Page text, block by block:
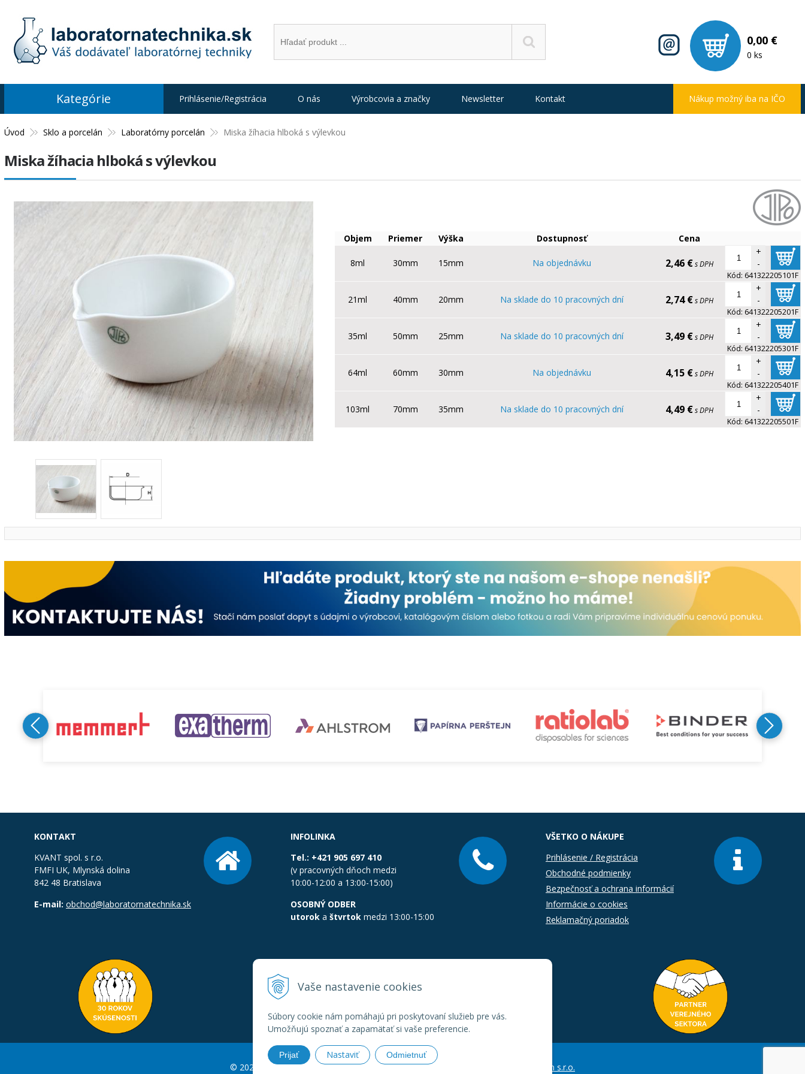
Vaše nastavenie cookies
Súbory cookie nám pomáhajú pri poskytovaní služieb pre vás.
Umožňujú spoznať a zapamätať si vaše preferencie.
Prijať Nastaviť Odmietnuť
0,00 €
0 ks
Úvod Sklo a porcelán Laboratórny porcelán Miska žíhacia hlboká s výlevkou
Miska žíhacia hlboká s výlevkou
Objem Priemer Výška Dostupnosť Cena
8ml 30mm 15mm Na objednávku 2,46 € s DPH
+
-
Kód: 641322205101F
21ml 40mm 20mm Na sklade do 10 pracovných dní 2,74 € s DPH
+
-
Kód: 641322205201F
35ml 50mm 25mm Na sklade do 10 pracovných dní 3,49 € s DPH
+
-
Kód: 641322205301F
64ml 60mm 30mm Na objednávku 4,15 € s DPH
+
-
Kód: 641322205401F
103ml 70mm 35mm Na sklade do 10 pracovných dní 4,49 € s DPH
+
-
Kód: 641322205501F
Kategórie Prihlásenie/Registrácia O nás Výrobcovia a značky Newsletter Kontakt Nákup možný iba na IČO
KONTAKT
KVANT spol. s r.o.
FMFI UK, Mlynská dolina
842 48 Bratislava
E-mail: obchod@laboratornatechnika.sk
INFOLINKA
Tel.: +421 905 697 410
(v pracovných dňoch medzi
10:00-12:00 a 13:00-15:00)
OSOBNÝ ODBER
utorok a štvrtok medzi 13:00-15:00
VŠETKO O NÁKUPE
Prihlásenie / Registrácia
Obchodné podmienky
Bezpečnosť a ochrana informácií
Informácie o cookies
Reklamačný poriadok
© 2026 Laboratornatechnika.sk •Created&e-shop Pohoda connector NextCom s.r.o.